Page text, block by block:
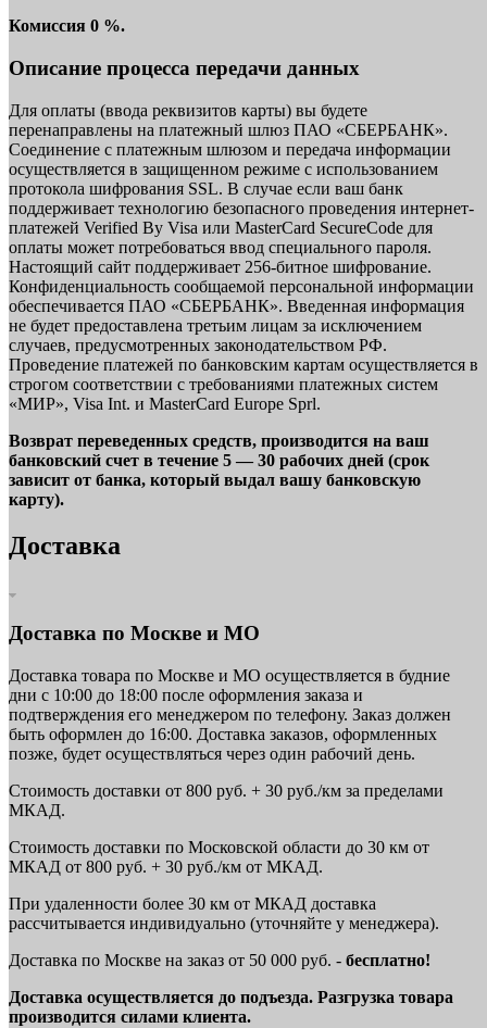
Комиссия 0 %.
Описание процесса передачи данных
Для оплаты (ввода реквизитов карты) вы будете
перенаправлены на платежный шлюз ПАО «СБЕРБАНК».
Соединение с платежным шлюзом и передача информации
осуществляется в защищенном режиме с использованием
протокола шифрования SSL. В случае если ваш банк
поддерживает технологию безопасного проведения интернет-
платежей Verified By Visa или MasterCard SecureCode для
оплаты может потребоваться ввод специального пароля.
Настоящий сайт поддерживает 256-битное шифрование.
Конфиденциальность сообщаемой персональной информации
обеспечивается ПАО «СБЕРБАНК». Введенная информация
не будет предоставлена третьим лицам за исключением
случаев, предусмотренных законодательством РФ.
Проведение платежей по банковским картам осуществляется в
строгом соответствии с требованиями платежных систем
«МИР», Visa Int. и MasterCard Europe Sprl.
Возврат переведенных средств, производится на ваш
банковский счет в течение 5 — 30 рабочих дней (срок
зависит от банка, который выдал вашу банковскую
карту).
Доставка
Доставка по Москве и МО
Доставка товара по Москве и МО осуществляется в будние
дни с 10:00 до 18:00 после оформления заказа и
подтверждения его менеджером по телефону. Заказ должен
быть оформлен до 16:00. Доставка заказов, оформленных
позже, будет осуществляться через один рабочий день.
Стоимость доставки от 800 руб. + 30 руб./км за пределами
МКАД.
Стоимость доставки по Московской области до 30 км от
МКАД от 800 руб. + 30 руб./км от МКАД.
При удаленности более 30 км от МКАД доставка
рассчитывается индивидуально (уточняйте у менеджера).
Доставка по Москве на заказ от 50 000 руб. - бесплатно!
Доставка осуществляется до подъезда. Разгрузка товара
производится силами клиента.